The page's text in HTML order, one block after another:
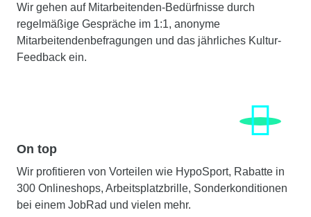
Wir gehen auf Mitarbeitenden-Bedürfnisse durch
regelmäßige Gespräche im 1:1, anonyme
Mitarbeitendenbefragungen und das jährliches Kultur-
Feedback ein.
On top
Wir profitieren von Vorteilen wie HypoSport, Rabatte in
300 Onlineshops, Arbeitsplatzbrille, Sonderkonditionen
bei einem JobRad und vielen mehr.